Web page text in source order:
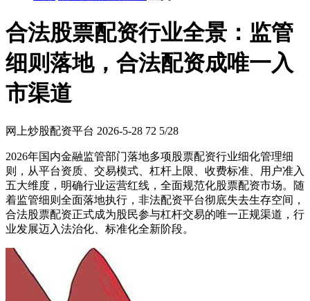
合法股票配资行业全景：监管
细则落地，合法配资成唯一入
市渠道
网上炒股配资平台 2026-5-28 72 5/28
2026年国内金融监管部门落地多项股票配资行业细化管理细
则，从平台资质、交易模式、杠杆上限、收费标准、用户准入
五大维度，明确行业运营红线，全面规范化股票配资市场。随
着监管细则全面落地执行，非法配资平台彻底失去生存空间，
合法股票配资正式成为股民参与杠杆交易的唯一正规渠道，行
业发展迈入法治化、标准化全新阶段。